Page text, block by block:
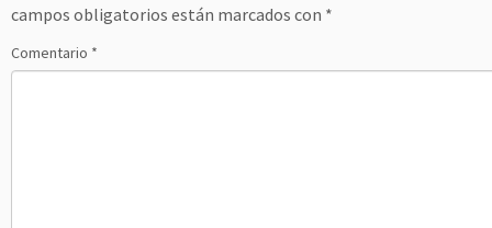
campos obligatorios están marcados con *
Comentario *